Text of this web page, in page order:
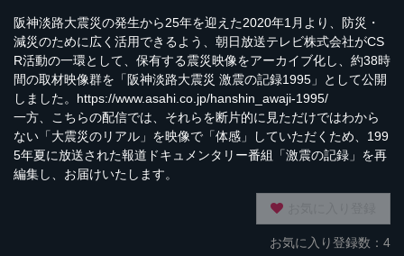
阪神淡路大震災の発生から25年を迎えた2020年1月より、防災・
減災のために広く活用できるよう、朝日放送テレビ株式会社がCS
R活動の一環として、保有する震災映像をアーカイブ化し、約38時
間の取材映像群を「阪神淡路大震災 激震の記録1995」として公開
しました。 https://www.asahi.co.jp/hanshin_awaji-1995/
一方、こちらの配信では、それらを断片的に見ただけではわから
ない「大震災のリアル」を映像で「体感」していただくため、199
5年夏に放送された報道ドキュメンタリー番組「激震の記録」を再
編集し、お届けいたします。
お気に入り登録数：4